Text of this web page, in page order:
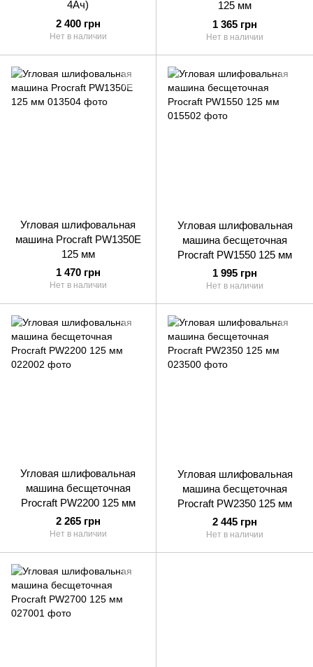
4Ач)
2 400 грн
Нет в наличии
125 мм
1 365 грн
Нет в наличии
Угловая шлифовальная
машина Procraft PW1350E
125 мм
1 470 грн
Нет в наличии
Угловая шлифовальная
машина бесщеточная
Procraft PW1550 125 мм
1 995 грн
Нет в наличии
Угловая шлифовальная
машина бесщеточная
Procraft PW2200 125 мм
2 265 грн
Нет в наличии
Угловая шлифовальная
машина бесщеточная
Procraft PW2350 125 мм
2 445 грн
Нет в наличии